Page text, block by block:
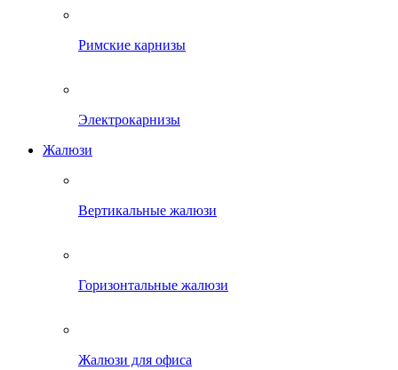
Римские карнизы
Электрокарнизы
Жалюзи
Вертикальные жалюзи
Горизонтальные жалюзи
Жалюзи для офиса